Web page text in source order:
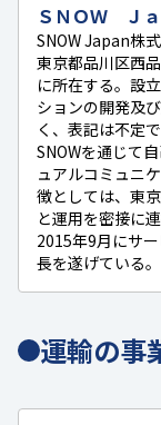
ＳＮＯＷ Ｊ
SNOW Japan株
東京都品川区西
に所在する。設
ションの開発及
く、表記は不定
SNOWを通じて
ュアルコミュニ
徴としては、東
と運用を密接に
2015年9月にサ
長を遂げている。
運輸の事